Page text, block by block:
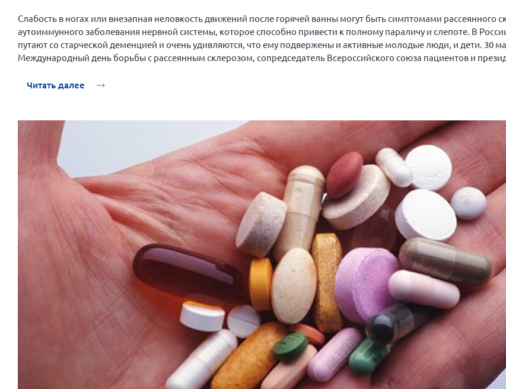
Слабость в ногах или внезапная неловкость движений после горячей ванны могут быть симптомами рассеянного
аутоиммунного заболевания нервной системы, которое способно привести к полному параличу и слепоте. В
путают со старческой деменцией и очень удивляются, что ему подвержены и активные молодые люди, и дети. 30
Международный день борьбы с рассеянным склерозом, сопредседатель Всероссийского союза пациентов и
с этим заболеванием и на какие симптомы нужно обратить внимание.
Читать далее